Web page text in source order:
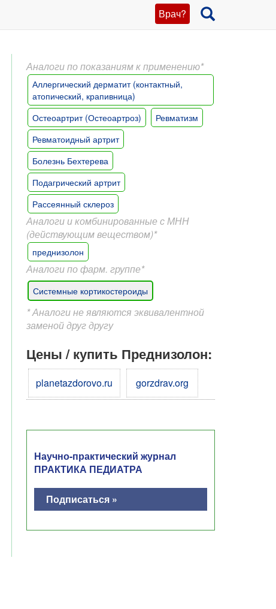
Врач?
Аналоги по показаниям к применению*
Аллергический дерматит (контактный,
атопический, крапивница)
Остеоартрит (Остеоартроз)
Ревматизм
Ревматоидный артрит
Болезнь Бехтерева
Подагрический артрит
Рассеянный склероз
Аналоги и комбинированные с МНН
(действующим веществом)*
преднизолон
Аналоги по фарм. группе*
Системные кортикостероиды
* Аналоги не являются эквивалентной
заменой друг другу
Цены / купить Преднизолон:
planetazdorovo.ru gorzdrav.org
Научно-практический журнал
ПРАКТИКА ПЕДИАТРА
Подписаться »